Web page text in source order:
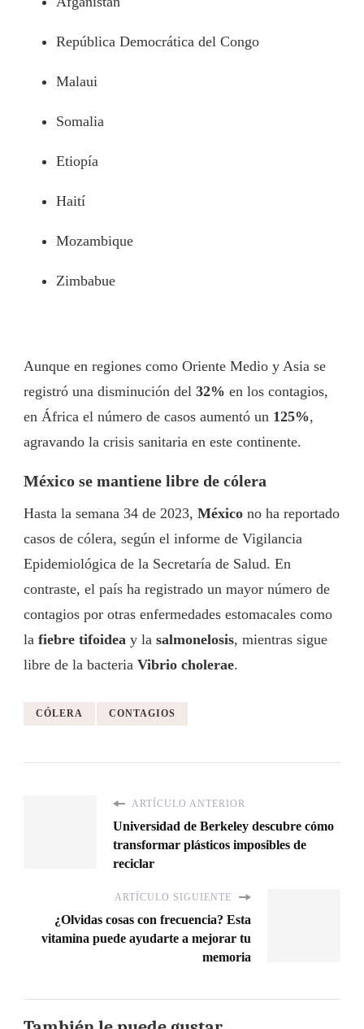
República Democrática del Congo
Malaui
Somalia
Etiopía
Haití
Mozambique
Zimbabue
Aunque en regiones como Oriente Medio y Asia se
registró una disminución del 32% en los contagios,
en África el número de casos aumentó un 125%,
agravando la crisis sanitaria en este continente.
México se mantiene libre de cólera
Hasta la semana 34 de 2023, México no ha reportado
casos de cólera, según el informe de Vigilancia
Epidemiológica de la Secretaría de Salud. En
contraste, el país ha registrado un mayor número de
contagios por otras enfermedades estomacales como
la fiebre tifoidea y la salmonelosis, mientras sigue
libre de la bacteria Vibrio cholerae.
CÓLERA CONTAGIOS
ARTÍCULO ANTERIOR
Universidad de Berkeley descubre cómo
transformar plásticos imposibles de
reciclar
ARTÍCULO SIGUIENTE
¿Olvidas cosas con frecuencia? Esta
vitamina puede ayudarte a mejorar tu
memoria